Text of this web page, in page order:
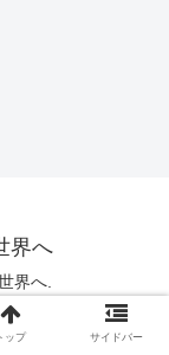
界へ
界へ.
ップ サイドバー